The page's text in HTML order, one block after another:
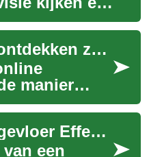
met onze
Nieuwe outfits ontdekken zonder de deur uit
manier
garderobe
nu ...
Hoe U Uw Garagevloer Effectief Kunt Vernieuwen
een